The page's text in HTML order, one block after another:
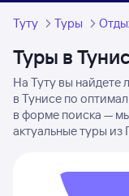
Туту Туры
Туры в
На Туту вы найдете
в Тунисе по
в форме поиска —
актуальные туры из